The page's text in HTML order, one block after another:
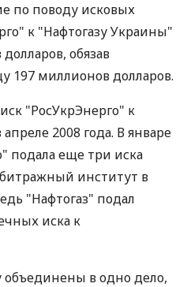
по поводу исковых
к "Нафтогазу Украины"
обязав
197 миллионов долларов.
"РосУкрЭнерго" к
2008 года. В январе
подала еще три иска
институт в
"Нафтогаз" подал
иска к
объединены в одно дело,